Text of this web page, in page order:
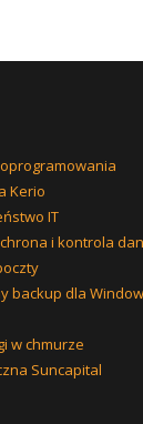
Kerio
IT
i kontrola
backup dla
w chmurze
Suncapital